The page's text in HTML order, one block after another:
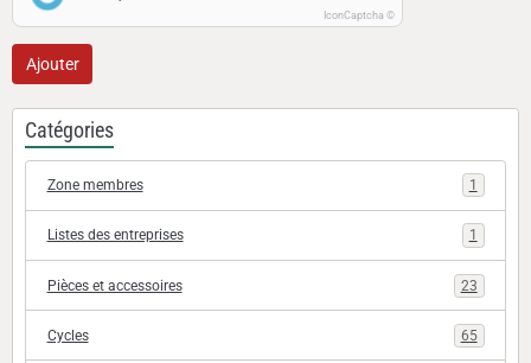
IconCaptcha ©
Ajouter
Catégories
Zone membres 1
Listes des entreprises 1
Pièces et accessoires 23
Cycles 65